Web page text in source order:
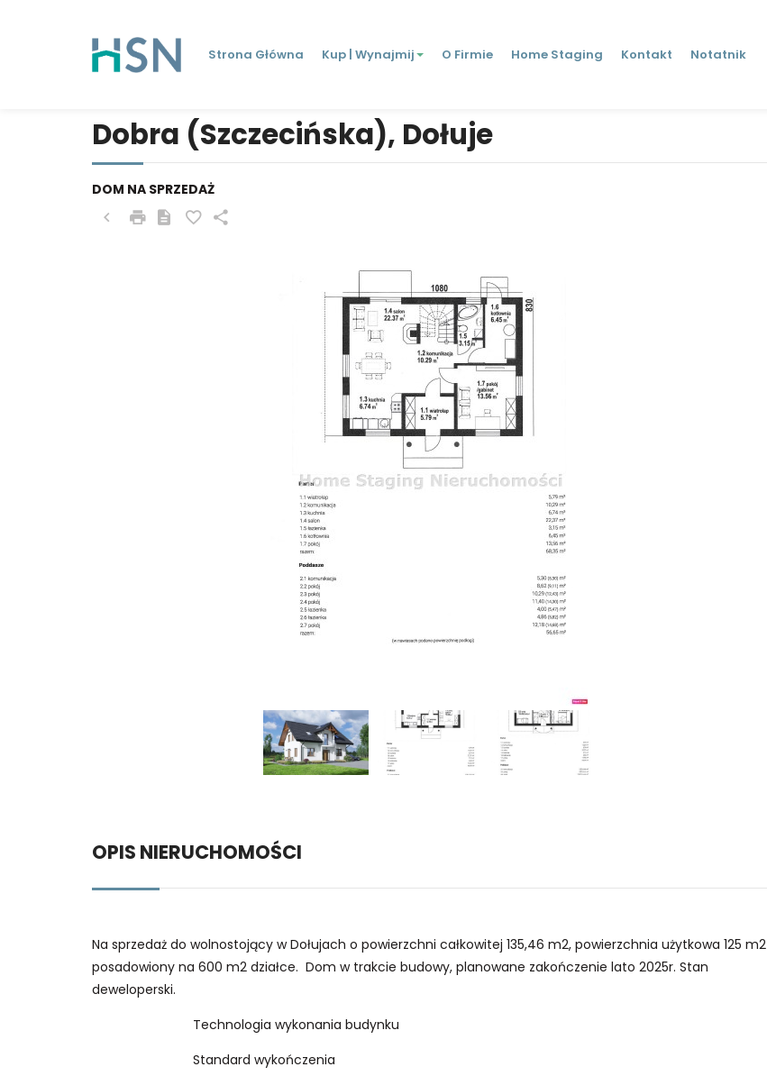
Strona Główna Kup | Wynajmij O Firmie Home Staging Kontakt Notatnik
Dobra (Szczecińska), Dołuje
DOM NA SPRZEDAŻ
OPIS NIERUCHOMOŚCI
Na sprzedaż do wolnostojący w Dołujach o powierzchni całkowitej 135,46 m2, powierzchnia użytkowa 125 m2
posadowiony na 600 m2 działce. Dom w trakcie budowy, planowane zakończenie lato 2025r. Stan
deweloperski.
Technologia wykonania budynku
Standard wykończenia